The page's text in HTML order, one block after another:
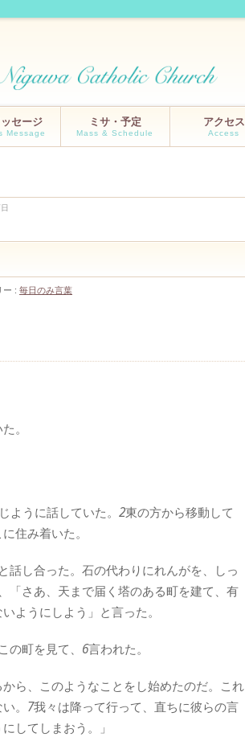
セージ
Message
ミサ・予定
Mass & Schedule
アクセス
Access
日
ー : 毎日のみ言葉
。
ように話していた。 2東の方から移動して
住み着いた。
話し合った。石の代わりにれんがを、しっ
「さあ、天まで届く塔のある町を建て、有
ようにしよう」と言った。
町を見て、 6言われた。
ら、このようなことをし始めたのだ。これ
。 7我々は降って行って、直ちに彼らの言
してしまおう。」